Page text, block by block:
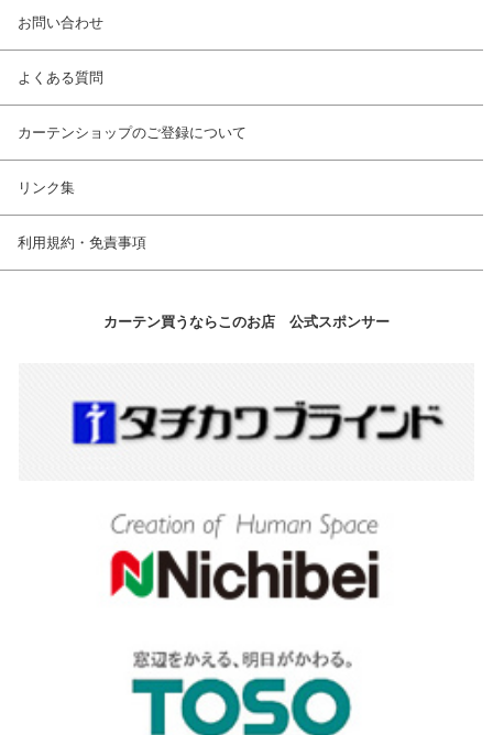
お問い合わせ
よくある質問
カーテンショップのご登録について
リンク集
利用規約・免責事項
カーテン買うならこのお店 公式スポンサー